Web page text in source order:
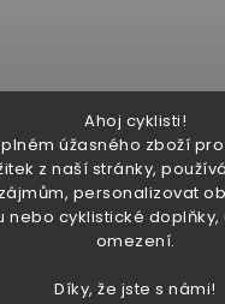
Ahoj cyklisti!
úžasného zboží
z naší stránky,
personalizovat
nebo cyklistické
omezení.
Díky, že jste s námi!